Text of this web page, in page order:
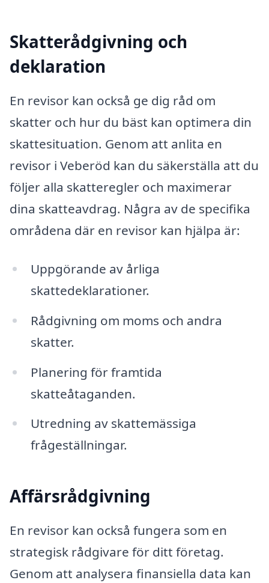
Skatterådgivning och
deklaration
En revisor kan också ge dig råd om
skatter och hur du bäst kan optimera din
skattesituation. Genom att anlita en
revisor i Veberöd kan du säkerställa att du
följer alla skatteregler och maximerar
dina skatteavdrag. Några av de specifika
områdena där en revisor kan hjälpa är:
Uppgörande av årliga
skattedeklarationer.
Rådgivning om moms och andra
skatter.
Planering för framtida
skatteåtaganden.
Utredning av skattemässiga
frågeställningar.
Affärsrådgivning
En revisor kan också fungera som en
strategisk rådgivare för ditt företag.
Genom att analysera finansiella data kan